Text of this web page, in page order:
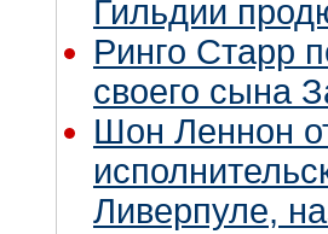
Гильдии
Ринго Старр
своего сына
Шон Леннон
Ливерпуле,